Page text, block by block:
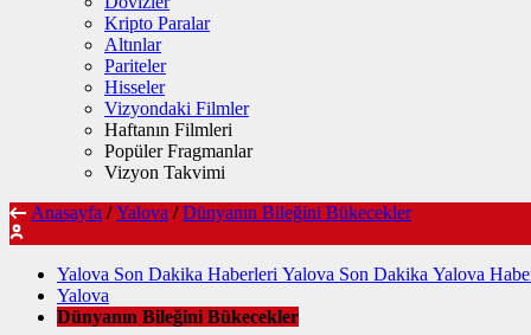
Kripto Paralar
Altınlar
Pariteler
Hisseler
Vizyondaki Filmler
Haftanın Filmleri
Popüler Fragmanlar
Vizyon Takvimi
Anasayfa / Yalova / Dünyanın Bileğini Bükecekler
Yalova Son Dakika Haberleri Yalova Son Dakika Yalova
Yalova
Dünyanın Bileğini Bükecekler